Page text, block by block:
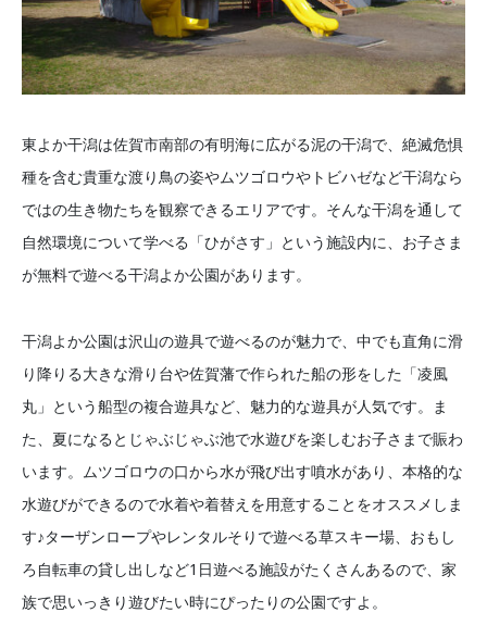
東よか干潟は佐賀市南部の有明海に広がる泥の干潟で、絶滅危惧
種を含む貴重な渡り鳥の姿やムツゴロウやトビハゼなど干潟なら
ではの生き物たちを観察できるエリアです。そんな干潟を通して
自然環境について学べる「ひがさす」という施設内に、お子さま
が無料で遊べる干潟よか公園があります。
干潟よか公園は沢山の遊具で遊べるのが魅力で、中でも直角に滑
り降りる大きな滑り台や佐賀藩で作られた船の形をした「凌風
丸」という船型の複合遊具など、魅力的な遊具が人気です。ま
た、夏になるとじゃぶじゃぶ池で水遊びを楽しむお子さまで賑わ
います。ムツゴロウの口から水が飛び出す噴水があり、本格的な
水遊びができるので水着や着替えを用意することをオススメしま
す♪ターザンロープやレンタルそりで遊べる草スキー場、おもし
ろ自転車の貸し出しなど1日遊べる施設がたくさんあるので、家
族で思いっきり遊びたい時にぴったりの公園ですよ。